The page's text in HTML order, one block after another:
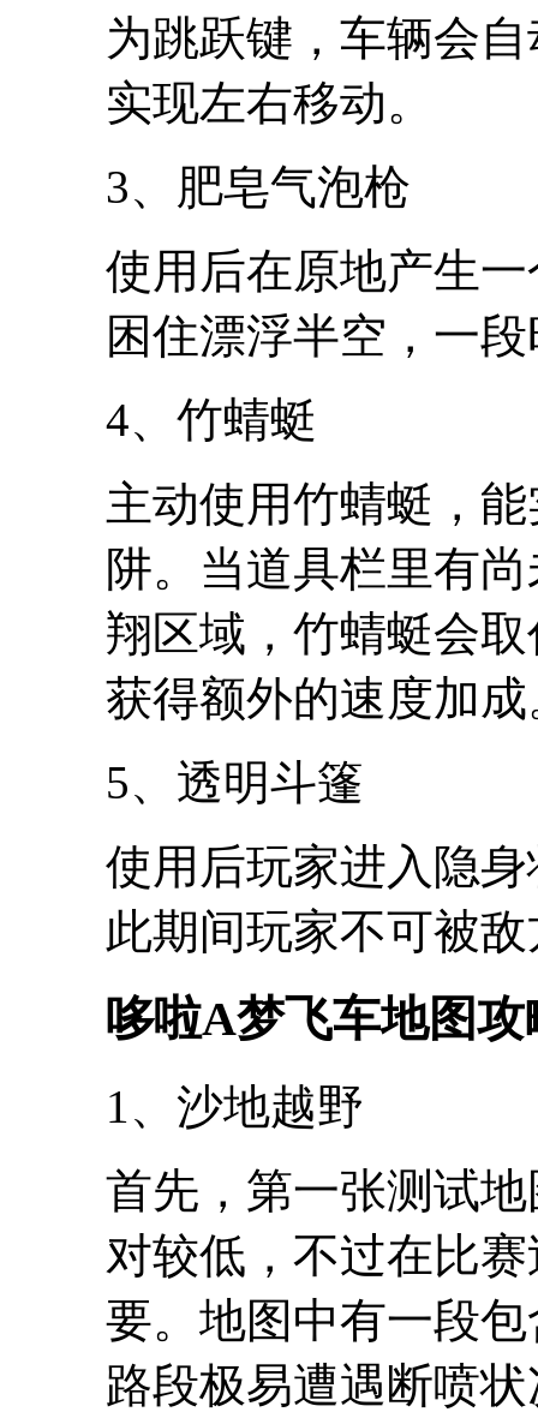
为跳跃键，车辆会
实现左右移动。
3、肥皂气泡枪
使用后在原地产生
困住漂浮半空，一
4、竹蜻蜓
主动使用竹蜻蜓，
阱。当道具栏里有
翔区域，竹蜻蜓会
获得额外的速度加成
5、透明斗篷
使用后玩家进入隐
此期间玩家不可被
哆啦A梦飞车地图攻
1、沙地越野
首先，第一张测试
对较低，不过在比
要。地图中有一段
路段极易遭遇断喷